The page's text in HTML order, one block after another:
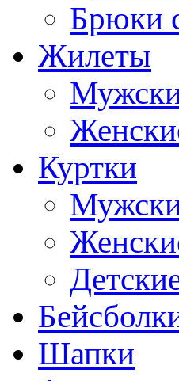
Брюки
Жилеты
Куртки
Шапки